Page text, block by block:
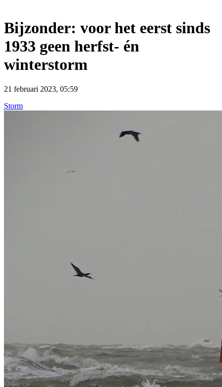
Bijzonder: voor het eerst sinds
1933 geen herfst- én
winterstorm
21 februari 2023, 05:59
Storm